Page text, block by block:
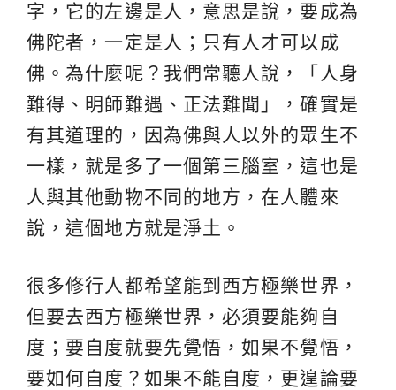
字，它的左邊是人，意思是說，要成為
佛陀者，一定是人；只有人才可以成
佛。為什麼呢？我們常聽人說，「人身
難得、明師難遇、正法難聞」，確實是
有其道理的，因為佛與人以外的眾生不
一樣，就是多了一個第三腦室，這也是
人與其他動物不同的地方，在人體來
說，這個地方就是淨土。
很多修行人都希望能到西方極樂世界，
但要去西方極樂世界，必須要能夠自
度；要自度就要先覺悟，如果不覺悟，
要如何自度？如果不能自度，更遑論要